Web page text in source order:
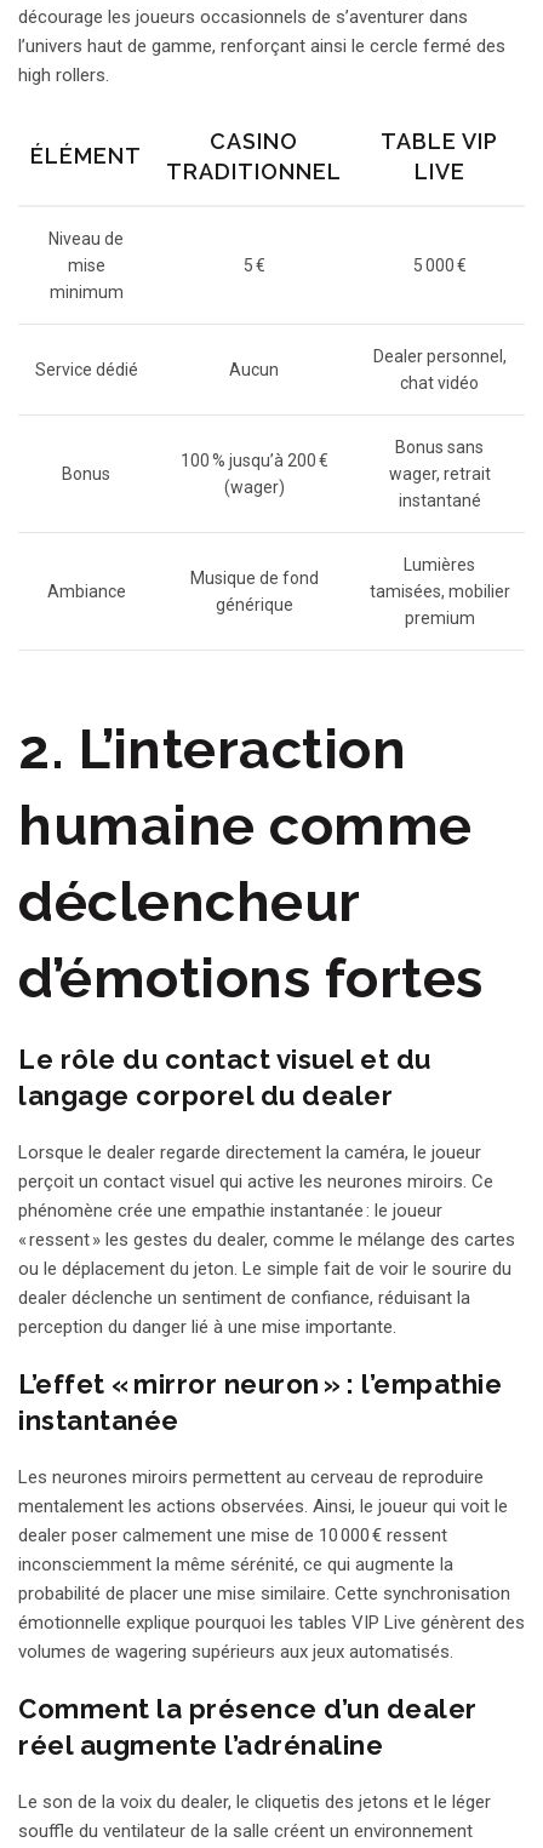
décourage les joueurs occasionnels de s’aventurer dans
l’univers haut de gamme, renforçant ainsi le cercle fermé des
high rollers.
ÉLÉMENT
CASINO
TRADITIONNEL
TABLE VIP
LIVE
Niveau de
mise
minimum
5 € 5 000 €
Service dédié Aucun
Dealer personnel,
chat vidéo
Bonus
100 % jusqu’à 200 €
(wager)
Bonus sans
wager, retrait
instantané
Ambiance
Musique de fond
générique
Lumières
tamisées, mobilier
premium
2. L’interaction
humaine comme
déclencheur
d’émotions fortes
Le rôle du contact visuel et du
langage corporel du dealer
Lorsque le dealer regarde directement la caméra, le joueur
perçoit un contact visuel qui active les neurones miroirs. Ce
phénomène crée une empathie instantanée : le joueur
« ressent » les gestes du dealer, comme le mélange des cartes
ou le déplacement du jeton. Le simple fait de voir le sourire du
dealer déclenche un sentiment de confiance, réduisant la
perception du danger lié à une mise importante.
L’effet « mirror neuron » : l’empathie
instantanée
Les neurones miroirs permettent au cerveau de reproduire
mentalement les actions observées. Ainsi, le joueur qui voit le
dealer poser calmement une mise de 10 000 € ressent
inconsciemment la même sérénité, ce qui augmente la
probabilité de placer une mise similaire. Cette synchronisation
émotionnelle explique pourquoi les tables VIP Live génèrent des
volumes de wagering supérieurs aux jeux automatisés.
Comment la présence d’un dealer
réel augmente l’adrénaline
Le son de la voix du dealer, le cliquetis des jetons et le léger
souffle du ventilateur de la salle créent un environnement